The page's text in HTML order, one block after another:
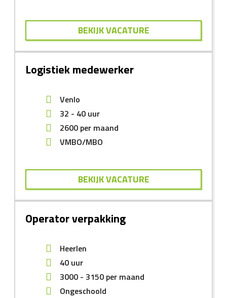
BEKIJK VACATURE
Logistiek medewerker
Venlo
32 - 40 uur
2600 per maand
VMBO/MBO
BEKIJK VACATURE
Operator verpakking
Heerlen
40 uur
3000 - 3150 per maand
Ongeschoold